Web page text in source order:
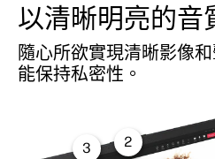
以清晰明亮的音
隨心所欲實現清晰影像
能保持私密性。
2
3